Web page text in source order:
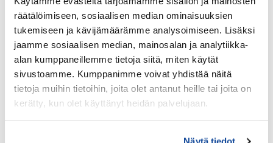
räätälöimiseen, sosiaalisen median ominaisuuksien
tukemiseen ja kävijämäärämme analysoimiseen. Lisäksi
jaamme sosiaalisen median, mainosalan ja analytiikka-
alan kumppaneillemme tietoja siitä, miten käytät
sivustoamme. Kumppanimme voivat yhdistää näitä
tietoja muihin tietoihin, joita olet antanut heille tai joita on
kerätty, kun olet käyttänyt heidän palvelujaan.
ANTENNIT
Sandcastle 11-in-1 Antenni – 4x LTE, 6x WiFi, 1x
GPS
Virve 2 -hyväksytty ja testattu
LTE, WIFI, GPS (Virve 2 -optimoitu)